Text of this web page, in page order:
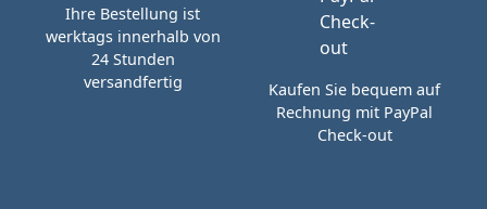
Ihre Bestellung ist
werktags innerhalb von
24 Stunden
versandfertig
Kaufen Sie bequem auf
Rechnung mit PayPal
Check-out